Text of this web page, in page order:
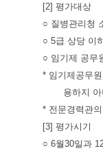
[2] 평가대상
○ 질병관리청
○ 5급 상당 이
○ 임기제 공무
* 임기제공무
용하지
* 전문경력관
[3] 평가시기
○ 6월30일과